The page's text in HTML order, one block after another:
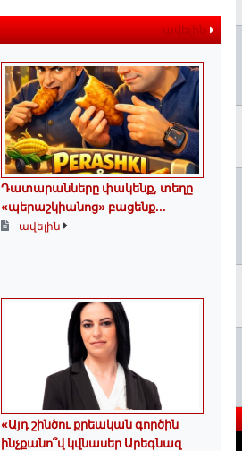
ավելին
Դատարանները փակենք, տեղը
«պերաշկիանոց» բացենք․․․
ավելին
«Այդ շինծու քրեական գործին
ինչքանո՞վ կվնասեր Արեգնազ